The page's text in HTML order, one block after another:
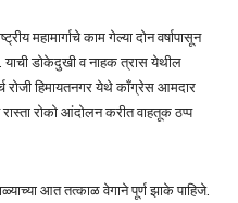
महामार्गाचे काम गेल्या दोन वर्षापासून
याची डोकेदुखी व नाहक त्रास येथील
रोजी हिमायतनगर येथे काँग्रेस आमदार
रोको आंदोलन करीत वाहतूक ठप्प
आत तत्काळ वेगाने पूर्ण झाके पाहिजे.